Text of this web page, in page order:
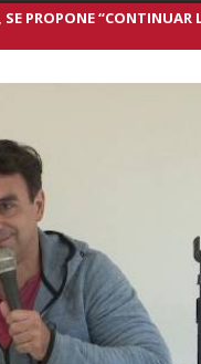
SE PROPONE